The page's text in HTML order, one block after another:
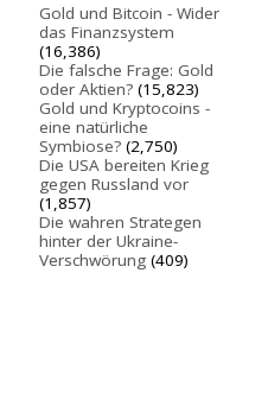
Gold und Bitcoin - Wider
das Finanzsystem
(16,386)
Die falsche Frage: Gold
oder Aktien? (15,823)
Gold und Kryptocoins -
eine natürliche
Symbiose? (2,750)
Die USA bereiten Krieg
gegen Russland vor
(1,857)
Die wahren Strategen
hinter der Ukraine-
Verschwörung (409)